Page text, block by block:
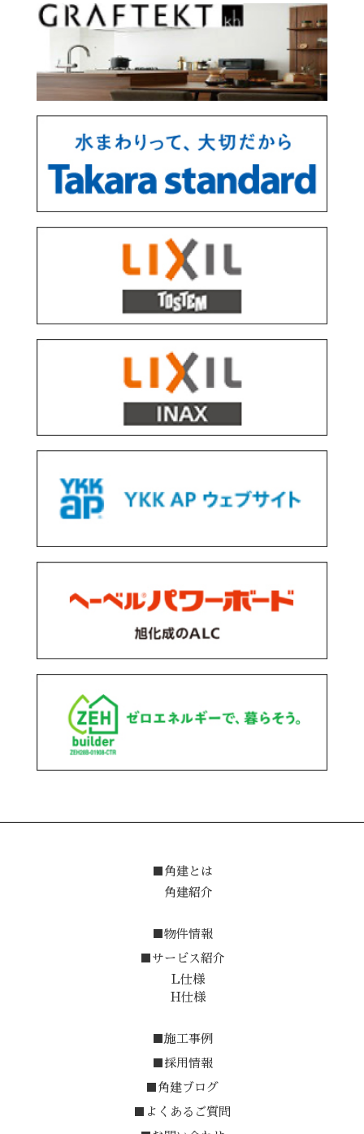
■角建とは
角建紹介
■物件情報
■サービス紹介
L仕様
H仕様
■施工事例
■採用情報
■角建ブログ
■よくあるご質問